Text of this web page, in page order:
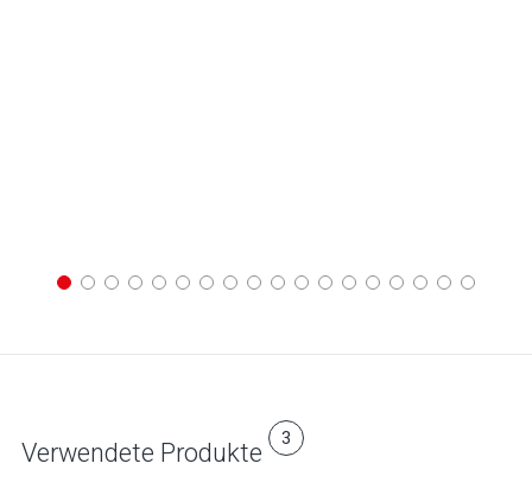
Verwendete Produkte 3